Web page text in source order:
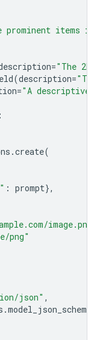
items in
="The
(description=
="A
.create(
: prompt},
image.png"
png"
json" ,
.model_json_schema